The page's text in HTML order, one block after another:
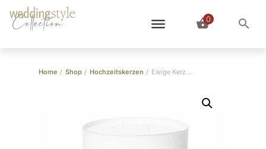
Collection 0
Home / Shop / Hochzeitskerzen / Ewige Kerze im Glas “pur” Silber | Personalisiert